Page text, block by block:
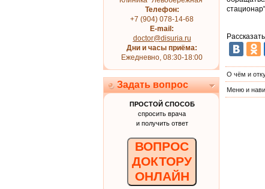
Телефон:
+7 (904) 078-14-68
E-mail:
doctor@disuria.ru
Дни и часы приёма:
Ежедневно, 08:30-18:00
Задать вопрос
ПРОСТОЙ СПОСОБ
спросить врача
и получить ответ
ВОПРОС
ДОКТОРУ
ОНЛАЙН
О чём и
Меню и